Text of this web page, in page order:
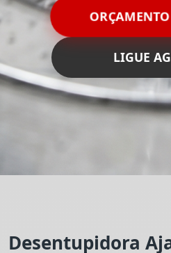
LIGUE
Desentupidora